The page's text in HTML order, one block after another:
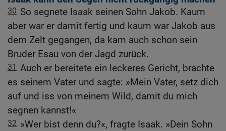
30 So segnete Isaak seinen Sohn Jakob. Kaum
aber war er damit fertig und kaum war Jakob aus
dem Zelt gegangen, da kam auch schon sein
Bruder Esau von der Jagd zurück.
31 Auch er bereitete ein leckeres Gericht, brachte
es seinem Vater und sagte: »Mein Vater, setz dich
auf und iss von meinem Wild, damit du mich
segnen kannst!«
32 »Wer bist denn du?«, fragte Isaak. »Dein Sohn